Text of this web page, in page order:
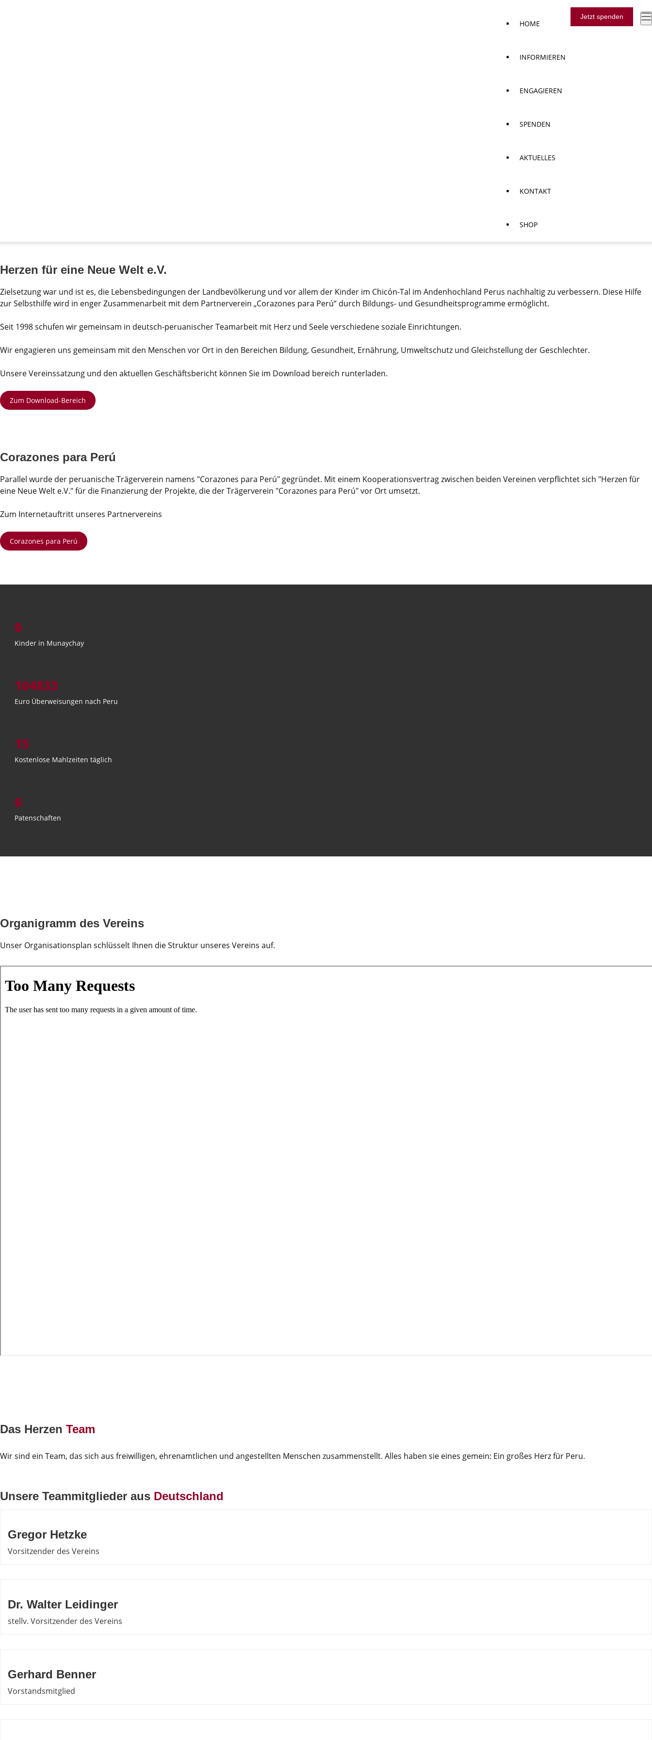
Jetzt spenden
HOME
INFORMIEREN
ENGAGIEREN
SPENDEN
AKTUELLES
KONTAKT
SHOP
Herzen für eine Neue Welt e.V.
Zielsetzung war und ist es, die Lebensbedingungen der Landbevölkerung und vor allem der Kinder im Chicón-Tal im Andenhochland Perus nachhaltig zu verbessern. Diese Hilfe
zur Selbsthilfe wird in enger Zusammenarbeit mit dem Partnerverein „Corazones para Perú“ durch Bildungs- und Gesundheitsprogramme ermöglicht.
Seit 1998 schufen wir gemeinsam in deutsch-peruanischer Teamarbeit mit Herz und Seele verschiedene soziale Einrichtungen.
Wir engagieren uns gemeinsam mit den Menschen vor Ort in den Bereichen Bildung, Gesundheit, Ernährung, Umweltschutz und Gleichstellung der Geschlechter.
Unsere Vereinssatzung und den aktuellen Geschäftsbericht können Sie im Download bereich runterladen.
Zum Download-Bereich
Corazones para Perú
Parallel wurde der peruanische Trägerverein namens "Corazones para Perú" gegründet. Mit einem Kooperationsvertrag zwischen beiden Vereinen verpflichtet sich "Herzen für
eine Neue Welt e.V." für die Finanzierung der Projekte, die der Trägerverein "Corazones para Perú" vor Ort umsetzt.
Zum Internetauftritt unseres Partnervereins
Corazones para Perú
0
Kinder in Munaychay
104833
Euro Überweisungen nach Peru
15
Kostenlose Mahlzeiten täglich
6
Patenschaften
Organigramm des Vereins
Unser Organisationsplan schlüsselt Ihnen die Struktur unseres Vereins auf.
Das Herzen Team
Wir sind ein Team, das sich aus freiwilligen, ehrenamtlichen und angestellten Menschen zusammenstellt. Alles haben sie eines gemein: Ein großes Herz für Peru.
Unsere Teammitglieder aus Deutschland
Gregor Hetzke
Vorsitzender des Vereins
Dr. Walter Leidinger
stellv. Vorsitzender des Vereins
Gerhard Benner
Vorstandsmitglied